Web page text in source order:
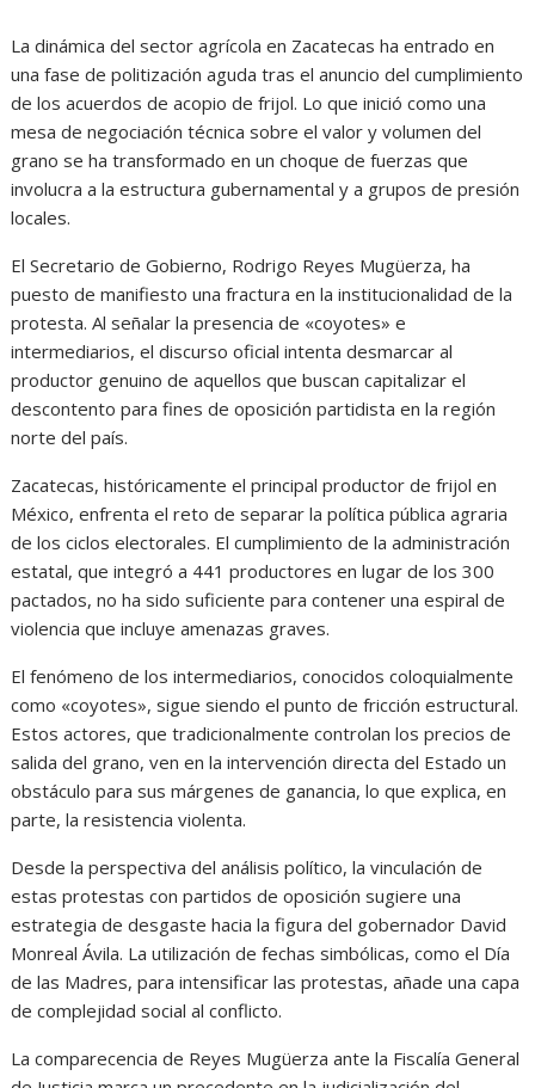
La dinámica del sector agrícola en Zacatecas ha entrado en
una fase de politización aguda tras el anuncio del cumplimiento
de los acuerdos de acopio de frijol. Lo que inició como una
mesa de negociación técnica sobre el valor y volumen del
grano se ha transformado en un choque de fuerzas que
involucra a la estructura gubernamental y a grupos de presión
locales.
El Secretario de Gobierno, Rodrigo Reyes Mugüerza, ha
puesto de manifiesto una fractura en la institucionalidad de la
protesta. Al señalar la presencia de «coyotes» e
intermediarios, el discurso oficial intenta desmarcar al
productor genuino de aquellos que buscan capitalizar el
descontento para fines de oposición partidista en la región
norte del país.
Zacatecas, históricamente el principal productor de frijol en
México, enfrenta el reto de separar la política pública agraria
de los ciclos electorales. El cumplimiento de la administración
estatal, que integró a 441 productores en lugar de los 300
pactados, no ha sido suficiente para contener una espiral de
violencia que incluye amenazas graves.
El fenómeno de los intermediarios, conocidos coloquialmente
como «coyotes», sigue siendo el punto de fricción estructural.
Estos actores, que tradicionalmente controlan los precios de
salida del grano, ven en la intervención directa del Estado un
obstáculo para sus márgenes de ganancia, lo que explica, en
parte, la resistencia violenta.
Desde la perspectiva del análisis político, la vinculación de
estas protestas con partidos de oposición sugiere una
estrategia de desgaste hacia la figura del gobernador David
Monreal Ávila. La utilización de fechas simbólicas, como el Día
de las Madres, para intensificar las protestas, añade una capa
de complejidad social al conflicto.
La comparecencia de Reyes Mugüerza ante la Fiscalía General